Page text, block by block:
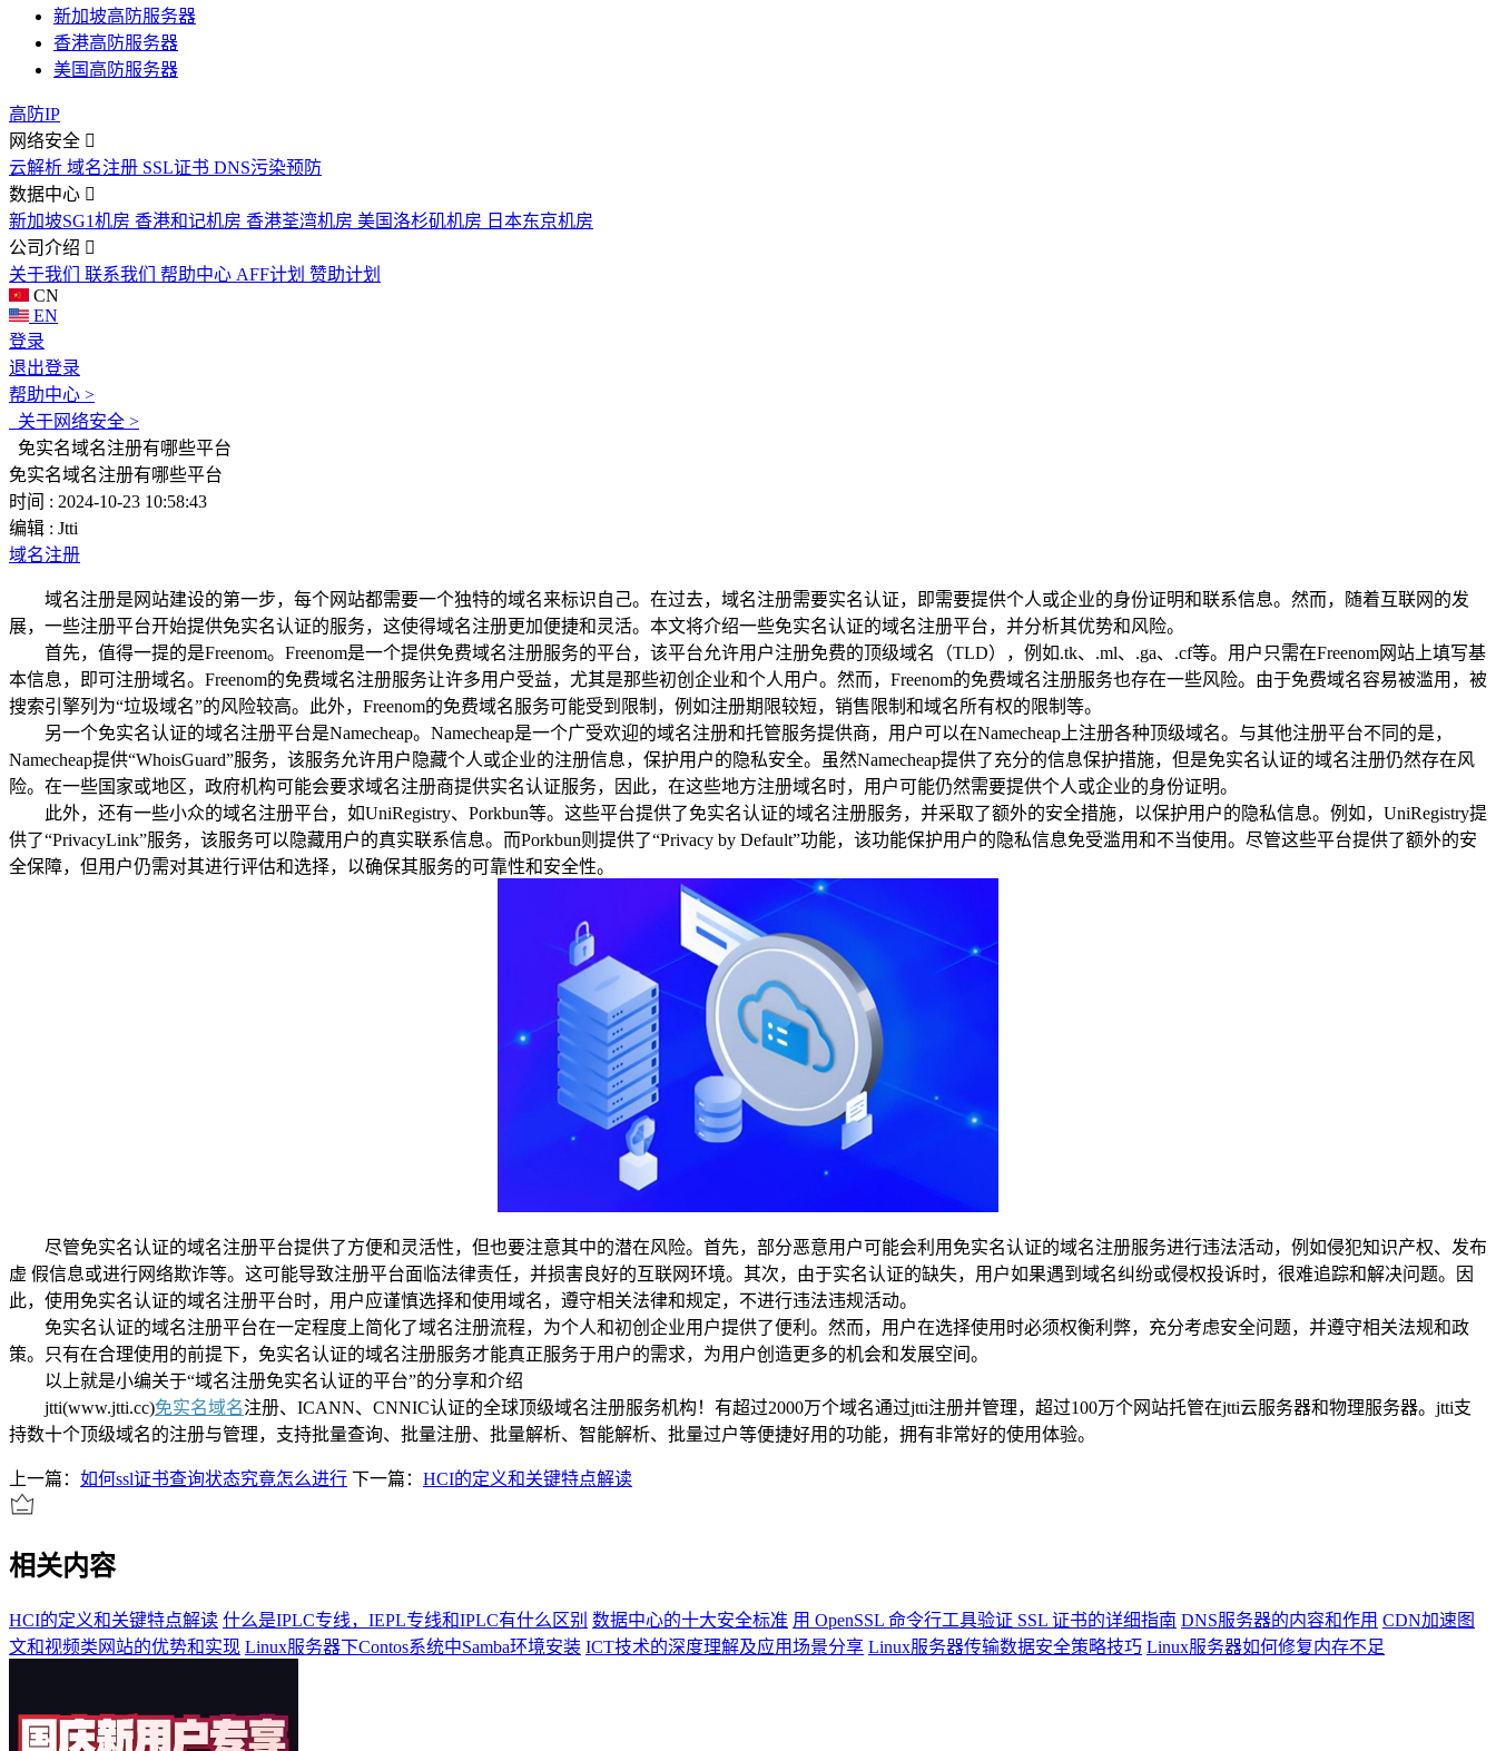
新加坡高防服务器
香港高防服务器
美国高防服务器
高防IP
网络安全
云解析 域名注册 SSL证书 DNS污染预防
数据中心
新加坡SG1机房 香港和记机房 香港荃湾机房 美国洛杉矶机房 日本东京机房
公司介绍
关于我们 联系我们 帮助中心 AFF计划 赞助计划
CN
EN
登录
退出登录
帮助中心 >
关于网络安全 >
免实名域名注册有哪些平台
免实名域名注册有哪些平台
时间 : 2024-10-23 10:58:43
编辑 : Jtti
域名注册
域名注册是网站建设的第一步，每个网站都需要一个独特的域名来标识自己。在过去，域名注册需要实名认证，即需要提供个人或企业的身份证明和联系信息。然而，随着互联网的发
展，一些注册平台开始提供免实名认证的服务，这使得域名注册更加便捷和灵活。本文将介绍一些免实名认证的域名注册平台，并分析其优势和风险。
首先，值得一提的是Freenom。Freenom是一个提供免费域名注册服务的平台，该平台允许用户注册免费的顶级域名（TLD），例如.tk、.ml、.ga、.cf等。用户只需在Freenom网站上填写基
本信息，即可注册域名。Freenom的免费域名注册服务让许多用户受益，尤其是那些初创企业和个人用户。然而，Freenom的免费域名注册服务也存在一些风险。由于免费域名容易被滥用，被
搜索引擎列为“垃圾域名”的风险较高。此外，Freenom的免费域名服务可能受到限制，例如注册期限较短，销售限制和域名所有权的限制等。
另一个免实名认证的域名注册平台是Namecheap。Namecheap是一个广受欢迎的域名注册和托管服务提供商，用户可以在Namecheap上注册各种顶级域名。与其他注册平台不同的是，
Namecheap提供“WhoisGuard”服务，该服务允许用户隐藏个人或企业的注册信息，保护用户的隐私安全。虽然Namecheap提供了充分的信息保护措施，但是免实名认证的域名注册仍然存在风
险。在一些国家或地区，政府机构可能会要求域名注册商提供实名认证服务，因此，在这些地方注册域名时，用户可能仍然需要提供个人或企业的身份证明。
此外，还有一些小众的域名注册平台，如UniRegistry、Porkbun等。这些平台提供了免实名认证的域名注册服务，并采取了额外的安全措施，以保护用户的隐私信息。例如，UniRegistry提
供了“PrivacyLink”服务，该服务可以隐藏用户的真实联系信息。而Porkbun则提供了“Privacy by Default”功能，该功能保护用户的隐私信息免受滥用和不当使用。尽管这些平台提供了额外的安
全保障，但用户仍需对其进行评估和选择，以确保其服务的可靠性和安全性。
尽管免实名认证的域名注册平台提供了方便和灵活性，但也要注意其中的潜在风险。首先，部分恶意用户可能会利用免实名认证的域名注册服务进行违法活动，例如侵犯知识产权、发布
虚 假信息或进行网络欺诈等。这可能导致注册平台面临法律责任，并损害良好的互联网环境。其次，由于实名认证的缺失，用户如果遇到域名纠纷或侵权投诉时，很难追踪和解决问题。因
此，使用免实名认证的域名注册平台时，用户应谨慎选择和使用域名，遵守相关法律和规定，不进行违法违规活动。
免实名认证的域名注册平台在一定程度上简化了域名注册流程，为个人和初创企业用户提供了便利。然而，用户在选择使用时必须权衡利弊，充分考虑安全问题，并遵守相关法规和政
策。只有在合理使用的前提下，免实名认证的域名注册服务才能真正服务于用户的需求，为用户创造更多的机会和发展空间。
以上就是小编关于“域名注册免实名认证的平台”的分享和介绍
jtti(www.jtti.cc)免实名域名注册、ICANN、CNNIC认证的全球顶级域名注册服务机构！有超过2000万个域名通过jtti注册并管理，超过100万个网站托管在jtti云服务器和物理服务器。jtti支
持数十个顶级域名的注册与管理，支持批量查询、批量注册、批量解析、智能解析、批量过户等便捷好用的功能，拥有非常好的使用体验。
上一篇： 如何ssl证书查询状态究竟怎么进行 下一篇： HCI的定义和关键特点解读
相关内容
HCI的定义和关键特点解读 什么是IPLC专线，IEPL专线和IPLC有什么区别 数据中心的十大安全标准 用 OpenSSL 命令行工具验证 SSL 证书的详细指南 DNS服务器的内容和作用 CDN加速图
文和视频类网站的优势和实现 Linux服务器下Contos系统中Samba环境安装 ICT技术的深度理解及应用场景分享 Linux服务器传输数据安全策略技巧 Linux服务器如何修复内存不足